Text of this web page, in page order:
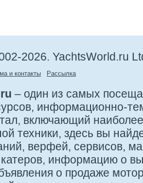
2026. YachtsWorld.ru
и контакты Рассылка
– один из самых
информационно-
включающий
техники, здесь вы
верфей, сервисов,
катеров, информацию о
о продаже